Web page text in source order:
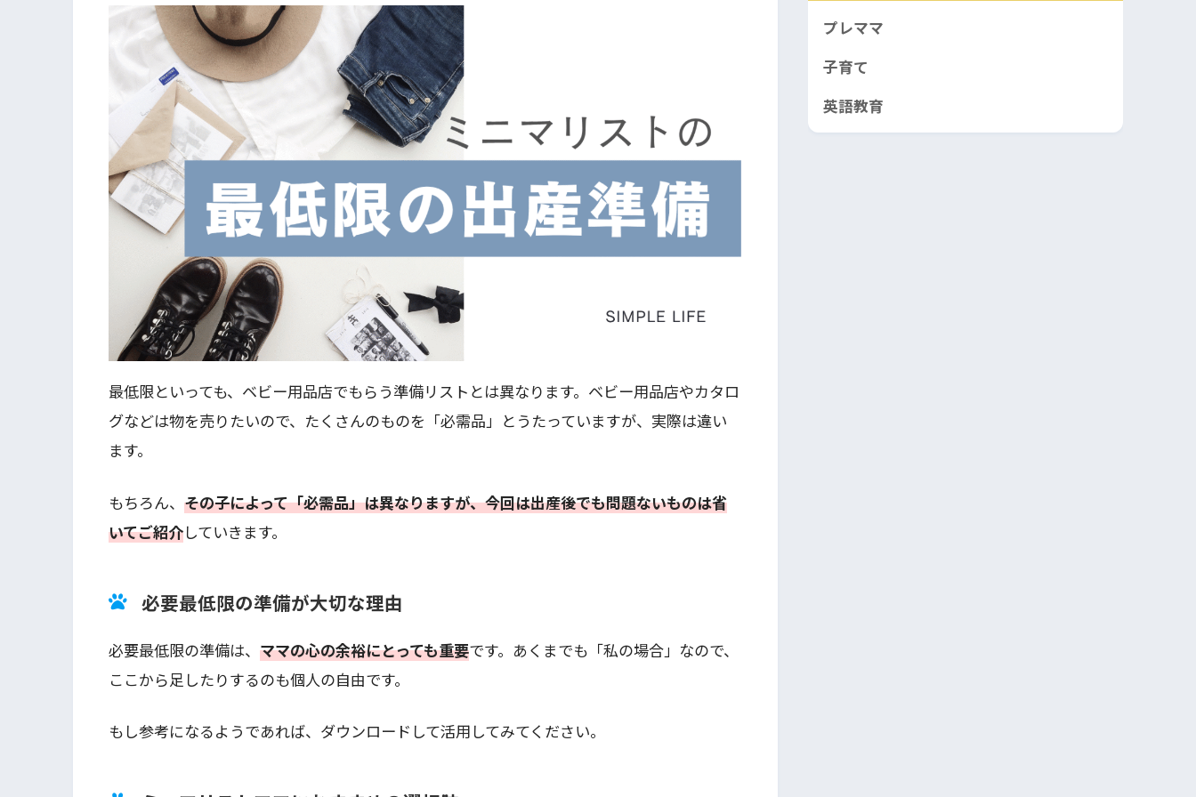
最低限といっても、ベビー用品店でもらう準備リストとは異なります。ベビー用品店やカタロ
グなどは物を売りたいので、たくさんのものを「必需品」とうたっていますが、実際は違い
ます。
もちろん、 その子によって「必需品」は異なりますが、今回は出産後でも問題ないものは省
いてご紹介していきます。
必要最低限の準備が大切な理由
必要最低限の準備は、 ママの心の余裕にとっても重要です。あくまでも「私の場合」なので、
ここから足したりするのも個人の自由です。
もし参考になるようであれば、ダウンロードして活用してみてください。
プレママ
子育て
英語教育